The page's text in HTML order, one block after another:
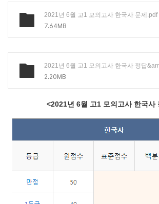
2021년 6월 고1 모의고사 한국사 문제.pdf
7.64MB
2.20MB
<2021년 6월 고1 모의고사 한국사